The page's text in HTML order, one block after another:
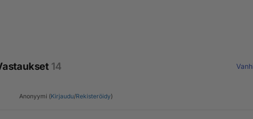
14
Anonyymi (Kirjaudu/Rekisteröidy)